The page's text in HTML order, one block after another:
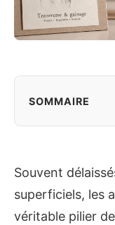
SOMMAIRE
Souvent
superficiels, les
véritable pilier